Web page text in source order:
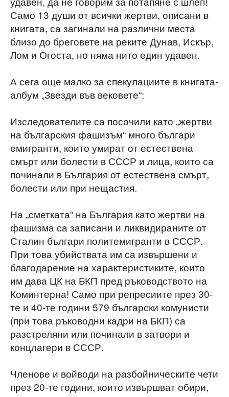
Само 13 души от всички жертви, описани в
книгата, са загинали на различни места
близо до бреговете на реките Дунав, Искър,
Лом и Огоста, но няма нито един удавен.
А сега още малко за спекулациите в книгата-
албум „Звезди във вековете“:
Изследователите са посочили като „жертви
на българския фашизъм“ много българи
емигранти, които умират от естествена
смърт или болести в СССР и лица, които са
починали в България от естествена смърт,
болести или при нещастия.
На „сметката“ на България като жертви на
фашизма са записани и ликвидираните от
Сталин българи политемигранти в СССР.
При това убийствата им са извършени и
благодарение на характеристиките, които
им дава ЦК на БКП пред ръководството на
Коминтерна! Само при репресиите през 30-
те и 40-те години 579 български комунисти
(при това ръководни кадри на БКП) са
разстреляни или починали в затвори и
концлагери в СССР.
Членове и войводи на разбойническите чети
през 20-те години, които извършват обири,